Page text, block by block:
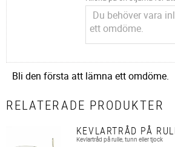
Bli den första att lämna ett omdöme.
RELATERADE PRODUKTER
KEVLARTRÅD PÅ
Kevlartråd på rulle, tunn eller tjock